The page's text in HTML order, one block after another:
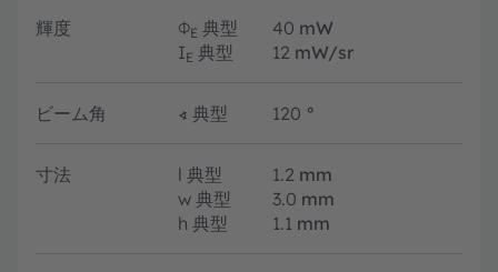
輝度 ΦE 典型 40 mW
IE 典型 12 mW/sr
ビーム角 ∢ 典型 120 °
寸法 l 典型 1.2 mm
w 典型 3.0 mm
h 典型 1.1 mm